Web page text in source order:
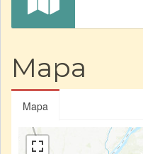
Mapa
Mapa